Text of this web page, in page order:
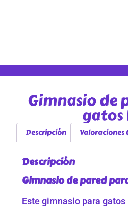
Gimnasio de
gatos
Descripción Valoraciones
Descripción
Gimnasio de pared
Este gimnasio para